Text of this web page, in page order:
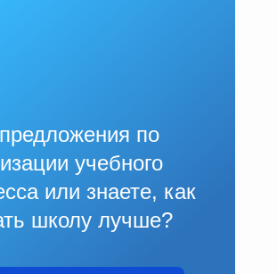
по
учебного
или знаете, как
школу лучше?